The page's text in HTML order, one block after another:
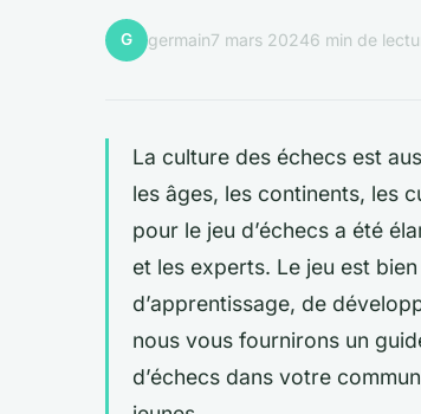
G germain7 mars 20246 min de
La culture des échecs est
les âges, les continents, les
pour le jeu d’échecs a été
et les experts. Le jeu est
d’apprentissage, de
nous vous fournirons un
d’échecs dans votre